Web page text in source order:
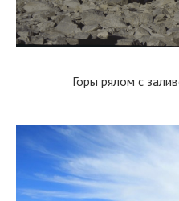
Горы рялом с